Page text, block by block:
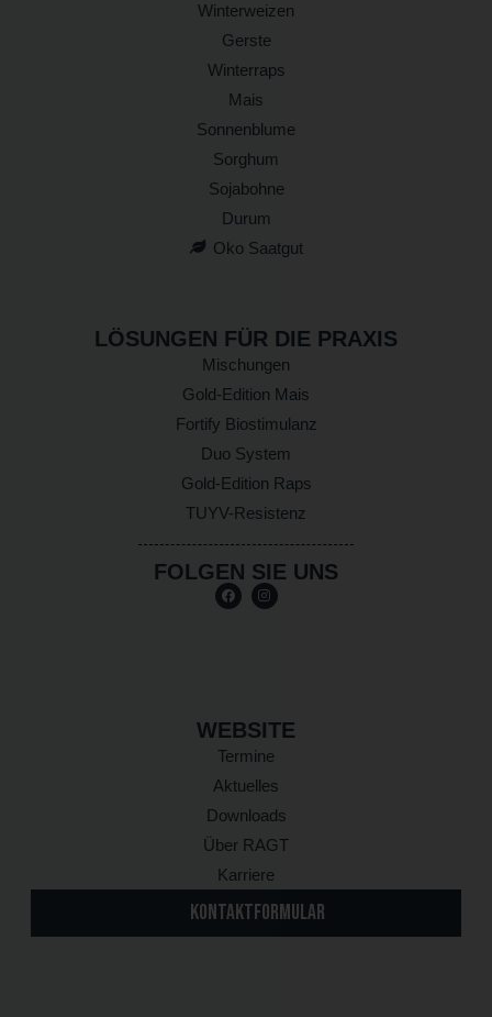
Winterweizen
Gerste
Winterraps
Mais
Sonnenblume
Sorghum
Sojabohne
Durum
Oko Saatgut
LÖSUNGEN FÜR DIE PRAXIS
Mischungen
Gold-Edition Mais
Fortify Biostimulanz
Duo System
Gold-Edition Raps
TUYV-Resistenz
FOLGEN SIE UNS
WEBSITE
Termine
Aktuelles
Downloads
Über RAGT
Karriere
KONTAKTFORMULAR